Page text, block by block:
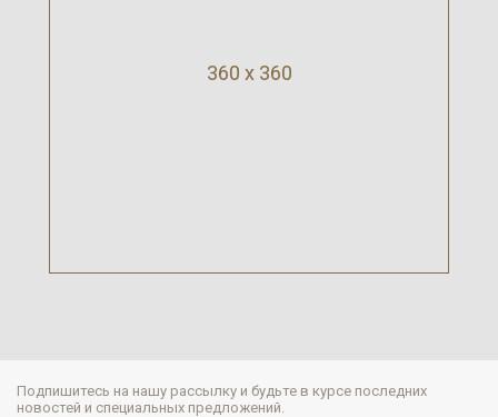
360 x 360
Подпишитесь на нашу рассылку и будьте в курсе последних
новостей и специальных предложений.